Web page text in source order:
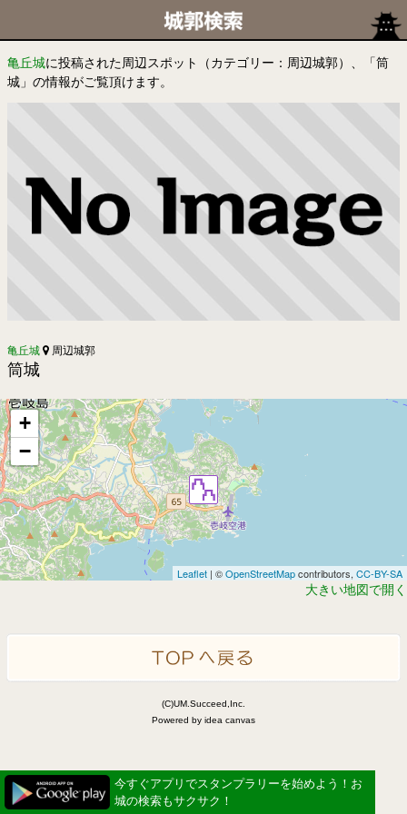
亀丘城に投稿された周辺スポット（カテゴリー：周辺城郭）、「筒
城」の情報がご覧頂けます。
亀丘城 周辺城郭
筒城
+
−
Leaflet | ©OpenStreetMapcontributors, CC-BY-SA
大きい地図で開く
(C)UM.Succeed,Inc.
Powered by idea canvas
今すぐアプリでスタンプラリーを始めよう！お
城の検索もサクサク！